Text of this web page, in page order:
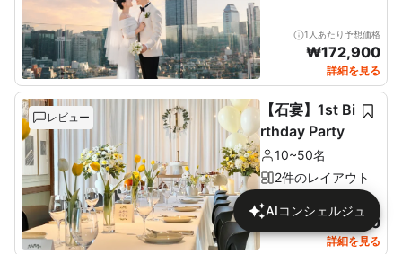
1人あたり予想価格
₩172,900
詳細を見る
レビュー
【石宴】1st Bi
rthday Party
10~50名
2件のレイアウト
1人あたり予想価格
137,680
詳細を見る
AIコンシェルジュ